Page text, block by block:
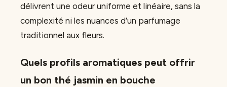
délivrent une odeur uniforme et linéaire, sans la
complexité ni les nuances d’un parfumage
traditionnel aux fleurs.
Quels profils aromatiques peut offrir
un bon thé jasmin en bouche